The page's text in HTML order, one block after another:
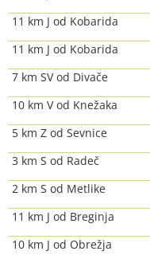
11 km J od Kobarida
11 km J od Kobarida
7 km SV od Divače
10 km V od Knežaka
5 km Z od Sevnice
3 km S od Radeč
2 km S od Metlike
11 km J od Breginja
10 km J od Obrežja